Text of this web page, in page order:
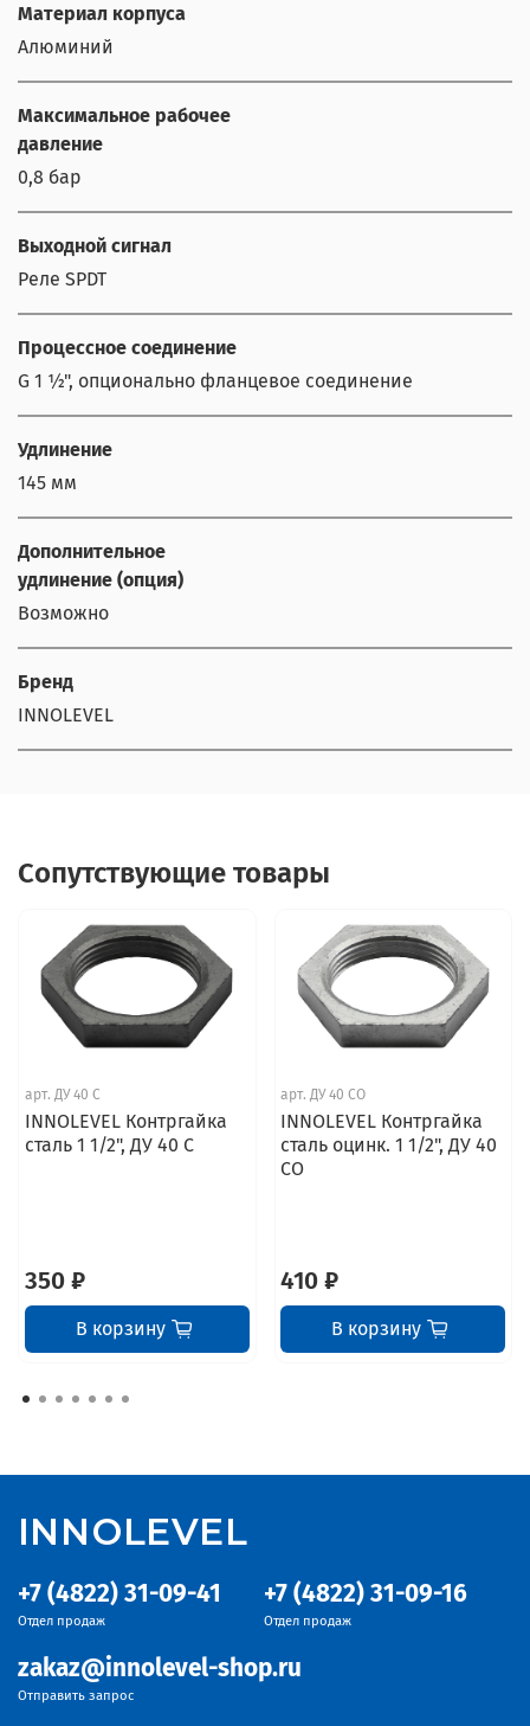
Материал корпуса
Алюминий
Максимальное рабочее
давление
0,8 бар
Выходной сигнал
Реле SPDT
Процессное соединение
G 1 ½", опционально фланцевое соединение
Удлинение
145 мм
Дополнительное
удлинение (опция)
Возможно
Бренд
INNOLEVEL
Сопутствующие товары
арт. ДУ 40 С
INNOLEVEL Контргайка
сталь 1 1/2", ДУ 40 С
350 ₽
В корзину
арт.ДУ 40 СО
INNOLEVEL Контргайка
сталь оцинк. 1 1/2", ДУ 40
СО
410 ₽
В корзину
+7 (4822) 31-09-41
Отдел продаж
+7 (4822) 31-09-16
Отдел продаж
zakaz@innolevel-shop.ru
Отправить запрос
INNOLEVEL